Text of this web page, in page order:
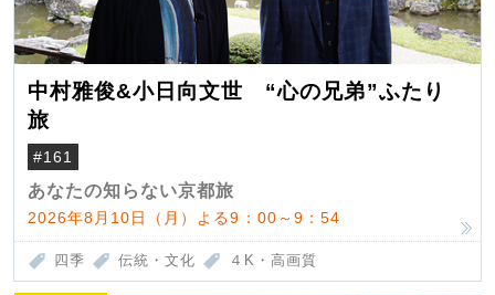
中村雅俊&小日向文世 “心の兄弟”ふたり
旅
#161
あなたの知らない京都旅
2026年8月10日（月）よる9：00～9：54
四季 伝統・文化 ４K・高画質